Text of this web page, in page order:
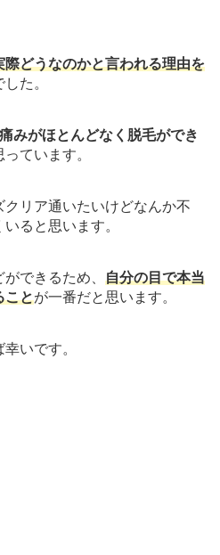
際どうなのかと言われる理由を
た。
痛みがほとんどなく脱毛ができ
ています。
リア通いたいけどなんか不
ると思います。
できるため、 自分の目で本当
ことが一番だと思います。
いです。